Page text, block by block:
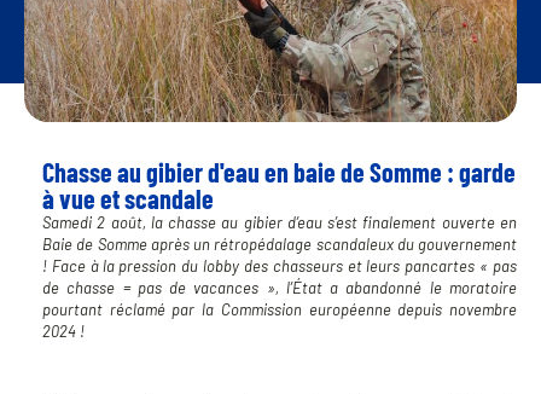
Chasse au gibier d'eau en baie de Somme : garde
à vue et scandale
Samedi 2 août, la chasse au gibier d’eau s’est finalement ouverte en
Baie de Somme après un rétropédalage scandaleux du gouvernement
! Face à la pression du lobby des chasseurs et leurs pancartes « pas
de chasse = pas de vacances », l’État a abandonné le moratoire
pourtant réclamé par la Commission européenne depuis novembre
2024 !